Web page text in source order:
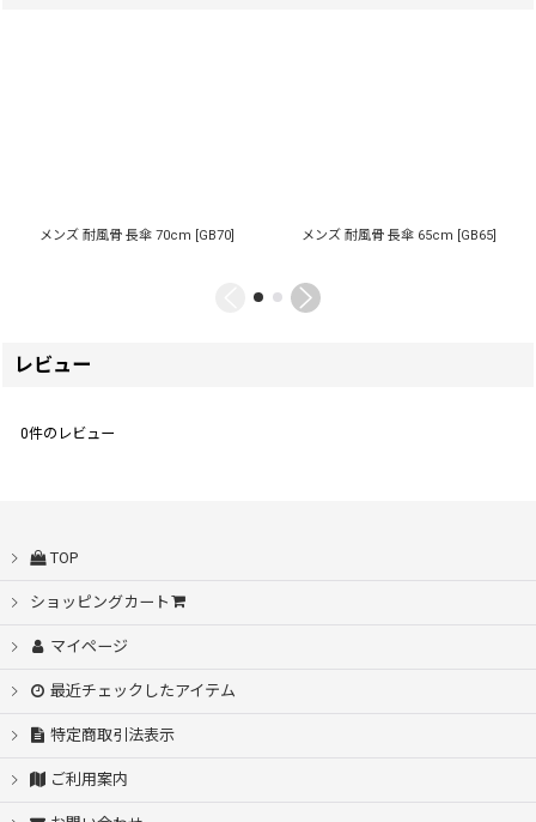
メンズ 耐風骨 長傘 70cm [GB70] メンズ 耐風骨 長傘 65cm [GB65]
レビュー
0件のレビュー
TOP
ショッピングカート
マイページ
最近チェックしたアイテム
特定商取引法表示
ご利用案内